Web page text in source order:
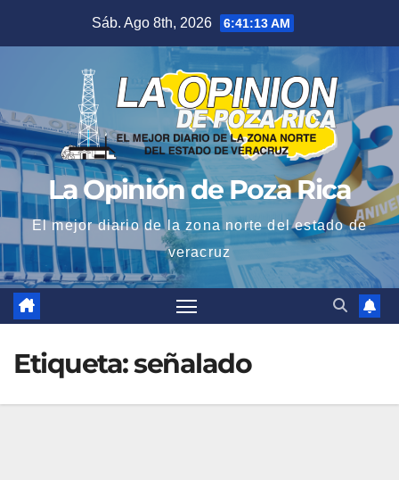
Sáb. Ago 8th, 2026 6:41:13 AM
La Opinión de Poza Rica
El mejor diario de la zona norte del estado de
veracruz
Etiqueta:señalado